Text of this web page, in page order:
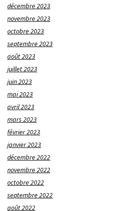
décembre 2023
novembre 2023
octobre 2023
septembre 2023
août 2023
juillet 2023
juin 2023
mai 2023
avril 2023
mars 2023
février 2023
janvier 2023
décembre 2022
novembre 2022
octobre 2022
septembre 2022
août 2022